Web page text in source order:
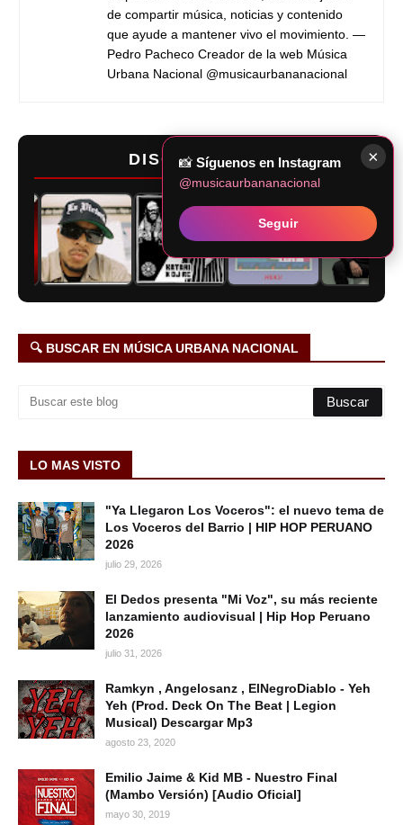
de compartir música, noticias y contenido
que ayude a mantener vivo el movimiento. —
Pedro Pacheco Creador de la web Música
Urbana Nacional @musicaurbananacional
DISCOGRAFÍAS
🔍 BUSCAR EN MÚSICA URBANA NACIONAL
LO MAS VISTO
"Ya Llegaron Los Voceros": el nuevo tema de
Los Voceros del Barrio | HIP HOP PERUANO
2026
julio 29, 2026
El Dedos presenta "Mi Voz", su más reciente
lanzamiento audiovisual | Hip Hop Peruano
2026
julio 31, 2026
Ramkyn , Angelosanz , ElNegroDiablo - Yeh
Yeh (Prod. Deck On The Beat | Legion
Musical) Descargar Mp3
agosto 23, 2020
Emilio Jaime & Kid MB - Nuestro Final
(Mambo Versión) [Audio Oficial]
mayo 30, 2019
×
📸 Síguenos en Instagram
@musicaurbananacional
Seguir